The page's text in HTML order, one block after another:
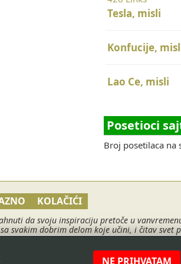
Tesla, misli
Konfucije,
Lao Ce, misli
Posetioci
Broj posetilaca na
KOLAČIĆI
da svoju inspiraciju pretoče u
svakim dobrim delom koje učini, i čitav svet
na ovom sajtu pogledajte ovde.
| Webmade by
AuroIT
NE PRIHVATAM